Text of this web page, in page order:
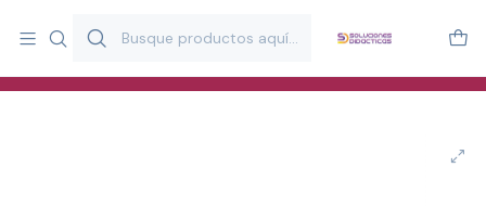
y estimulación infantil en Chile.
Especialistas en recursos educativos para aulas, terapeutas y